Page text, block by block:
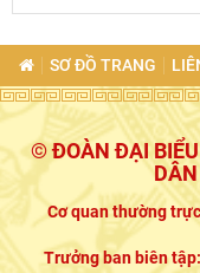
SƠ ĐỒ TRANG
© ĐOÀN ĐẠI BIỂU
Cơ quan thường
Trưởng ban biên tập: